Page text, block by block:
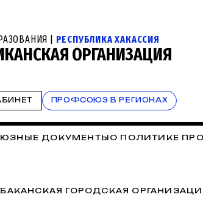
| РЕСПУБЛИКА ХАКАССИЯ
ОРГАНИЗАЦИЯ
ПРОФСОЮЗ В РЕГИОНАХ
ДОКУМЕНТЫ О ПОЛИТИКЕ
ГОРОДСКАЯ